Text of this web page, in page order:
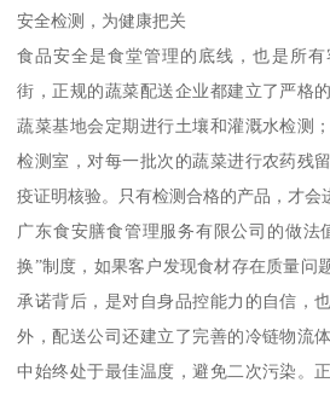
安全检测，为健康把关
食品安全是食堂管理的底线，也是所
街，正规的蔬菜配送企业都建立了严格
蔬菜基地会定期进行土壤和灌溉水检测
检测室，对每一批次的蔬菜进行农药残
疫证明核验。只有检测合格的产品，才会
广东食安膳食管理服务有限公司的做法
换”制度，如果客户发现食材存在质量问
承诺背后，是对自身品控能力的自信，
外，配送公司还建立了完善的冷链物流
中始终处于最佳温度，避免二次污染。